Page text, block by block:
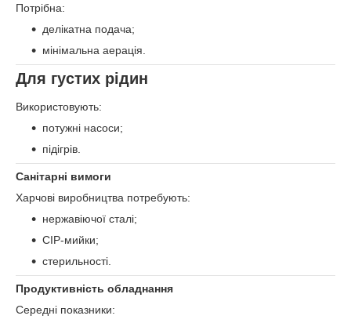
Потрібна:
делікатна подача;
мінімальна аерація.
Для густих рідин
Використовують:
потужні насоси;
підігрів.
Санітарні вимоги
Харчові виробництва потребують:
нержавіючої сталі;
CIP-мийки;
стерильності.
Продуктивність обладнання
Середні показники: